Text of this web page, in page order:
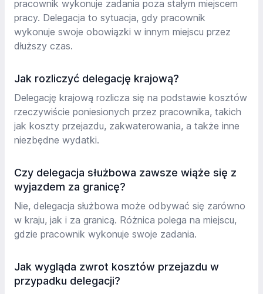
pracownik wykonuje zadania poza stałym miejscem
pracy. Delegacja to sytuacja, gdy pracownik
wykonuje swoje obowiązki w innym miejscu przez
dłuższy czas.
Jak rozliczyć delegację krajową?
Delegację krajową rozlicza się na podstawie kosztów
rzeczywiście poniesionych przez pracownika, takich
jak koszty przejazdu, zakwaterowania, a także inne
niezbędne wydatki.
Czy delegacja służbowa zawsze wiąże się z
wyjazdem za granicę?
Nie, delegacja służbowa może odbywać się zarówno
w kraju, jak i za granicą. Różnica polega na miejscu,
gdzie pracownik wykonuje swoje zadania.
Jak wygląda zwrot kosztów przejazdu w
przypadku delegacji?